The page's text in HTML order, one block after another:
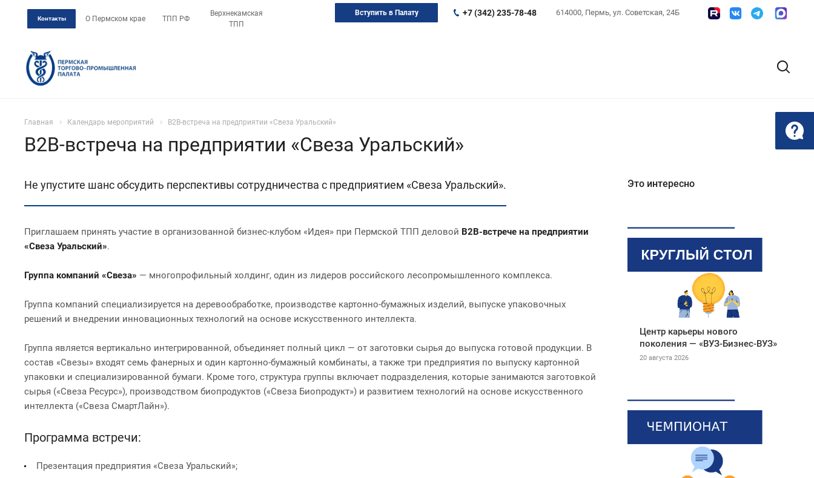
Контакты О Пермском крае ТПП РФ
Верхнекамская
ТПП
614000, Пермь, ул. Советская, 24Б
+7 (342) 235-78-48
Вступить в Палату
Главная Календарь мероприятий B2B-встреча на предприятии «Свеза Уральский»
B2B-встреча на предприятии «Свеза Уральский»
Не упустите шанс обсудить перспективы сотрудничества с предприятием «Свеза Уральский».
Приглашаем принять участие в организованной бизнес-клубом «Идея» при Пермской ТПП деловой B2B-встрече на предприятии
«Свеза Уральский».
Группа компаний «Свеза» — многопрофильный холдинг, один из лидеров российского лесопромышленного комплекса.
Группа компаний специализируется на деревообработке, производстве картонно-бумажных изделий, выпуске упаковочных
решений и внедрении инновационных технологий на основе искусственного интеллекта.
Группа является вертикально интегрированной, объединяет полный цикл — от заготовки сырья до выпуска готовой продукции. В
состав «Свезы» входят семь фанерных и один картонно-бумажный комбинаты, а также три предприятия по выпуску картонной
упаковки и специализированной бумаги. Кроме того, структура группы включает подразделения, которые занимаются заготовкой
сырья («Свеза Ресурс»), производством биопродуктов («Свеза Биопродукт») и развитием технологий на основе искусственного
интеллекта («Свеза СмартЛайн»).
Программа встречи:
Презентация предприятия «Свеза Уральский»;
Это интересно
Центр карьеры нового
поколения — «ВУЗ-Бизнес-ВУЗ»
20 августа 2026